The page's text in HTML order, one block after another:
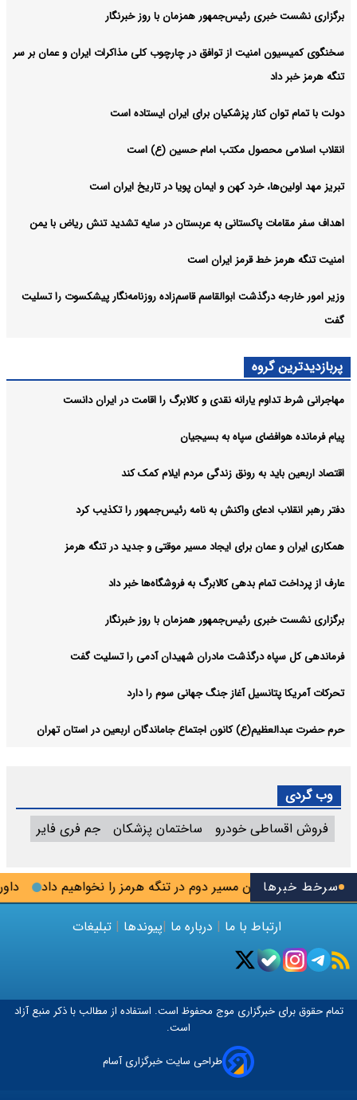
سرخط خبرها داور اجازه باز شدن مسیر دوم در تنگه هرمز را نخواهیم داد
برگزاری نشست خبری رئیس‌جمهور همزمان با روز خبرنگار
سخنگوی کمیسیون امنیت از توافق در چارچوب کلی مذاکرات ایران و عمان بر سر
تنگه هرمز خبر داد
دولت با تمام توان کنار پزشکیان برای ایران ایستاده است
انقلاب اسلامی محصول مکتب امام حسین (ع) است
تبریز مهد اولین‌ها، خرد کهن و ایمان پویا در تاریخ ایران است
اهداف سفر مقامات پاکستانی به عربستان در سایه تشدید تنش ریاض با یمن
امنیت تنگه هرمز خط قرمز ایران است
وزیر امور خارجه درگذشت ابوالقاسم قاسم‌زاده روزنامه‌نگار پیشکسوت را تسلیت
گفت
پربازدیدترین گروه
مهاجرانی شرط تداوم یارانه نقدی و کالابرگ را اقامت در ایران دانست
پیام فرمانده هوافضای سپاه به بسیجیان
اقتصاد اربعین باید به رونق زندگی مردم ایلام کمک کند
دفتر رهبر انقلاب ادعای واکنش به نامه رئیس‌جمهور را تکذیب کرد
همکاری ایران و عمان برای ایجاد مسیر موقتی و جدید در تنگه هرمز
عارف از پرداخت تمام بدهی کالابرگ به فروشگاه‌ها خبر داد
برگزاری نشست خبری رئیس‌جمهور همزمان با روز خبرنگار
فرماندهی کل سپاه درگذشت مادران شهیدان آدمی را تسلیت گفت
تحرکات آمریکا پتانسیل آغاز جنگ جهانی سوم را دارد
حرم حضرت عبدالعظیم(ع) کانون اجتماع جاماندگان اربعین در استان تهران
وب گردی
فروش اقساطی خودرو
ساختمان پزشکان جم فری فایر
ارتباط با ما | درباره ما |پیوندها | تبلیغات
تمام حقوق برای خبرگزاری موج محفوظ است. استفاده از مطالب با ذکر منبع آزاد
است.
طراحی سایت خبرگزاری آسام